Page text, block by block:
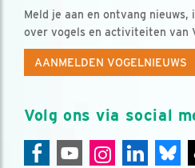
Meld je aan en ontvang
over vogels en activiteiten van
AANMELDEN VOGELNIEUWS
Volg ons via social